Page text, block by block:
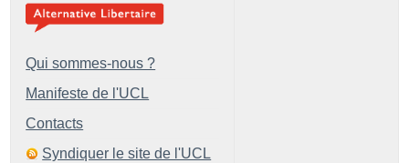
Qui sommes-nous ?
Manifeste de l'UCL
Contacts
Syndiquer le site de l'UCL